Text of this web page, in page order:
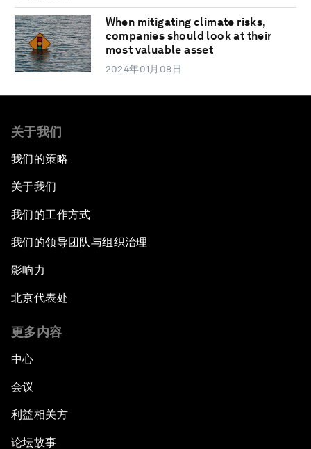
When mitigating climate risks,
companies should look at their
most valuable asset
2024年01月08日
关于我们
我们的策略
关于我们
我们的工作方式
我们的领导团队与组织治理
影响力
北京代表处
更多内容
中心
会议
利益相关方
论坛故事